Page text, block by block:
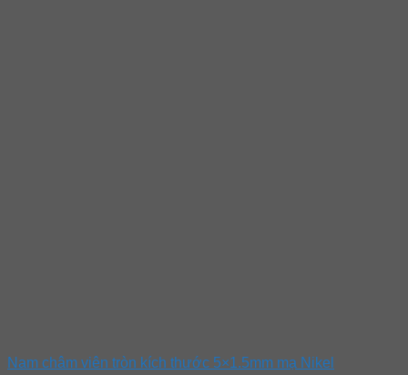
Nam châm viên tròn kích thước 5×1.5mm mạ Nikel